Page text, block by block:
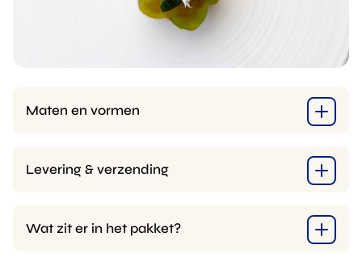
Maten en vormen
Levering & verzending
Wat zit er in het pakket?